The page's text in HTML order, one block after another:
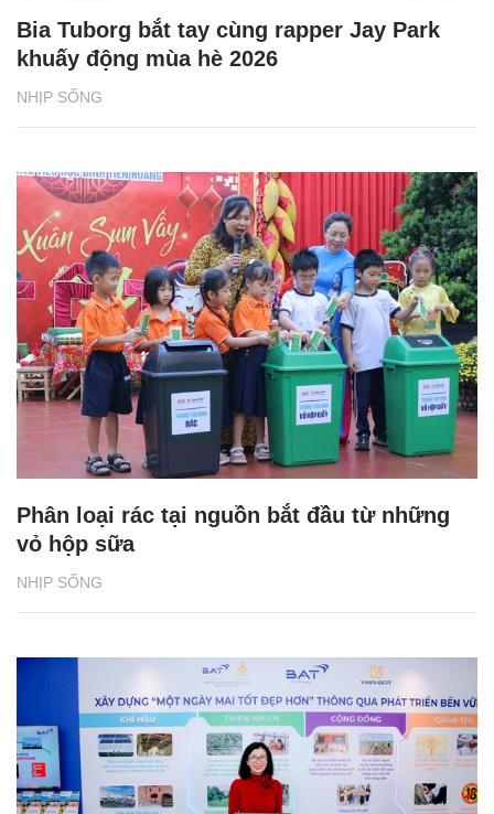
NHỊP SỐNG
Bia Tuborg bắt tay cùng rapper Jay Park
khuấy động mùa hè 2026
NHỊP SỐNG
Phân loại rác tại nguồn bắt đầu từ những
vỏ hộp sữa